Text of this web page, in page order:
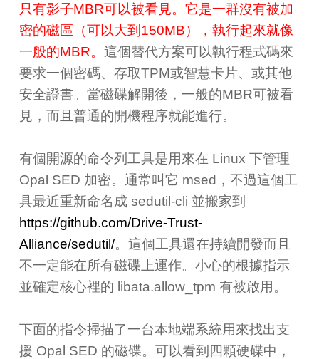
只有影子MBR可以被看見。它是一群沒有被加
密的磁區（可以大到150MB），執行起來就像
一般的MBR。 這個替代方案可以執行程式碼來
要求一個密碼、存取TPM或智慧卡片、或其他
安全證書。當磁碟解開後，一般的MBR可被看
見，而且普通的開機程序就能進行。
有個開源的命令列工具是用來在 Linux 下管理
Opal SED 加密。通常叫它 msed，不過這個工
具最近重新命名成 sedutil-cli 並搬家到
https://github.com/Drive-Trust-
Alliance/sedutil/。這個工具還在持續開發而且
不一定能在所有磁碟上運作。小心的根據指示
並確定核心裡的 libata.allow_tpm 有被啟用。
下面的指令掃描了一台本地端系統用來找出支
援 Opal SED 的磁碟。可以看到四顆硬碟中，